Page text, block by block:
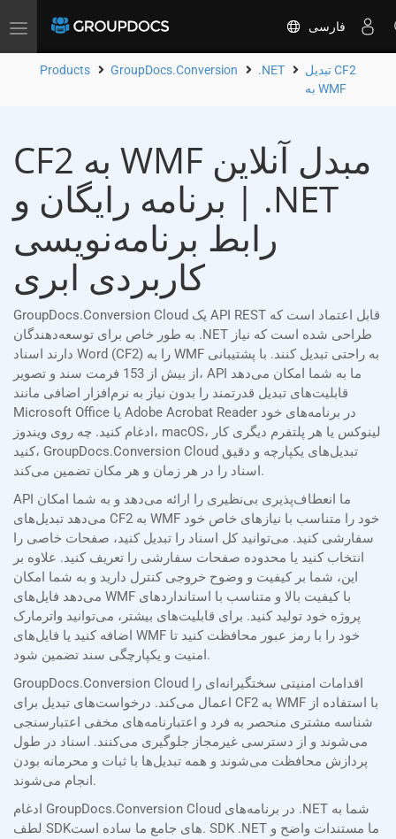
Toggle
فارسی
Products GroupDocs.Conversion .NET
تبدیل CF2
به WMF
CF2 به WMF مبدل آنلاین
| برنامه رایگان و .NET
رابط برنامه‌نویسی
کاربردی ابری
GroupDocs.Conversion Cloud یک API REST قابل اعتماد است که
به طور خاص برای توسعه‌دهندگان .NET طراحی شده است که نیاز
دارند اسناد Word (CF2) را به WMF به راحتی تبدیل کنند. با پشتیبانی
از بیش از 153 فرمت سند و تصویر، API ما به شما امکان می‌دهد
قابلیت‌های تبدیل قدرتمند را بدون نیاز به نرم‌افزار اضافی مانند
Microsoft Office یا Adobe Acrobat Reader در برنامه‌های خود
ادغام کنید. چه روی ویندوز، macOS، لینوکس یا هر پلتفرم دیگری کار
کنید، GroupDocs.Conversion Cloud تبدیل‌های یکپارچه و دقیق
اسناد را در هر زمان و هر مکان تضمین می‌کند.
API ما انعطاف‌پذیری بی‌نظیری را ارائه می‌دهد و به شما امکان
می‌دهد تبدیل‌های CF2 به WMF خود را متناسب با نیازهای خاص خود
سفارشی کنید. می‌توانید کل اسناد را تبدیل کنید، صفحات خاصی را
انتخاب کنید یا محدوده صفحات سفارشی را تعریف کنید. علاوه بر
این، شما بر کیفیت و وضوح خروجی کنترل دارید و به شما امکان
می‌دهد فایل‌های WMF با کیفیت بالا و متناسب با استانداردهای
پروژه خود تولید کنید. برای قابلیت‌های بیشتر، می‌توانید واترمارک
اضافه کنید یا فایل‌های WMF خود را با رمز عبور محافظت کنید تا
امنیت و یکپارچگی سند تضمین شود.
GroupDocs.Conversion Cloud اقدامات امنیتی سختگیرانه‌ای را
اعمال می‌کند. درخواست‌های تبدیل برای CF2 به WMF با استفاده از
شناسه مشتری منحصر به فرد و اعتبارنامه‌های مخفی اعتبارسنجی
می‌شوند و از دسترسی غیرمجاز جلوگیری می‌کنند. اسناد در طول
پردازش محافظت می‌شوند و همه تبدیل‌ها با ثبات و محرمانه بودن
انجام می‌شوند.
ادغام GroupDocs.Conversion Cloud در برنامه‌های .NET شما به
لطف SDKهای جامع ما ساده است. SDK .NET ما مستندات واضح و